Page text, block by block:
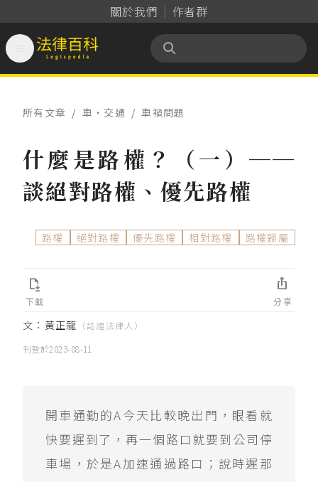
關於我們 作者群
法律百科 Legispedia
所有文章 / 車‧交通 / 車禍問題
什麼是路權？（一）──
談絕對路權、優先路權
路權 絕對路權 優先路權 相對路權 路權歸屬
文： 黃正龍 （認證法律人）
刊登於2023-08-11
開車通勤的A今天比較晚出門，眼看就
快要遲到了，再一個路口就要到公司停
車場，於是A加速通過路口；說時遲那
下載

分享
